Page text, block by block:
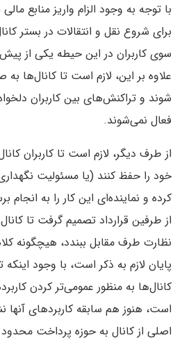
با توجه به وجود الزام واریز منابع
برای شروع نقل و انتقالات در بستر
سوی کاربران در این حیطه یکی از
علاوه بر این‌، لازم است تا کانال‌ها
شوند و تراکنش‌های بین کاربران
فعال نمی‌شوند.
از طرف دیگر‌، لازم است تا کاربران
خود را حفظ کنند (یا مسئولیت
کرده و نماینده‌ای این کار را به
از طرفین قرارداد تصمیم گرفت تا
نظارت طرف مقابل ببندد‌، هیچگونه
پایان لازم به ذکر است‌، با وجود
کانال‌ها به منظور عمومی‌تر کردن
است‌، هنوز هم سابقه کاربرد‌های
اصلی از کانال به حوزه پرداخت